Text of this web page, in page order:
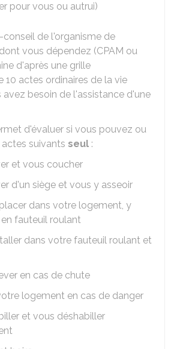
pour vous ou autrui)
conseil de l'organisme de
vous dépendez (CPAM ou
d'après une grille
10 actes ordinaires de la vie
avez besoin de l'assistance d'une
d'évaluer si vous pouvez ou
suivants seul :
et vous coucher
d'un siège et vous y asseoir
dans votre logement, y
fauteuil roulant
dans votre fauteuil roulant et
en cas de chute
logement en cas de danger
et vous déshabiller